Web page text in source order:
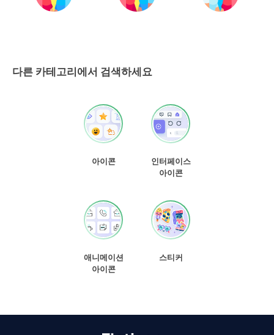
다른 카테고리에서 검색하세요
아이콘
인터페이스
아이콘
애니메이션
아이콘
스티커